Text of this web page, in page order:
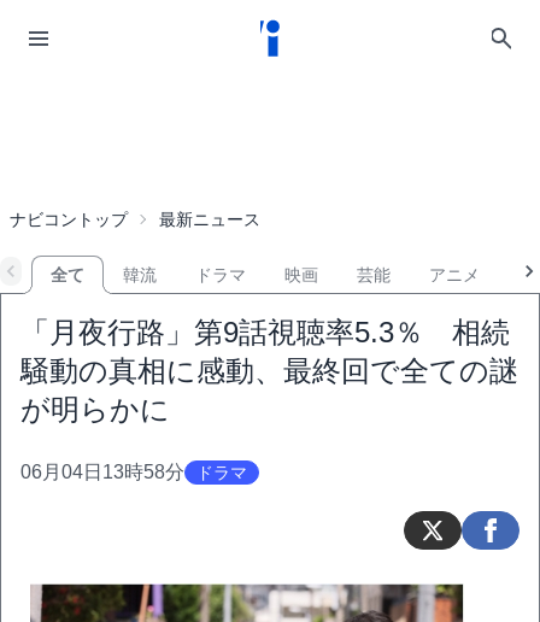
ナビコントップ 最新ニュース
全て 韓流 ドラマ 映画 芸能 アニメ
「月夜行路」第9話視聴率5.3％ 相続
騒動の真相に感動、最終回で全ての謎
が明らかに
06月04日13時58分 ドラマ